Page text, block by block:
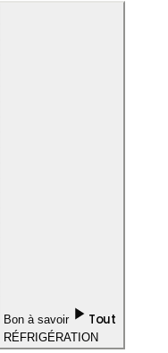
Bon à savoir
Tout
RÉFRIGÉRATION